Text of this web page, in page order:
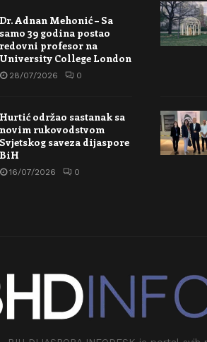
Dr. Adnan Mehonić – Sa
samo 39 godina postao
redovni profesor na
University College London
28/07/2026 0
Hurtić održao sastanak sa
novim rukovodstvom
Svjetskog saveza dijaspore
BiH
16/07/2026 0